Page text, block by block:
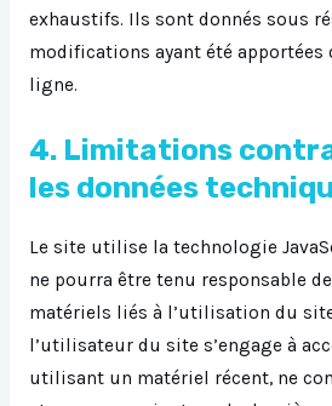
exhaustifs. Ils sont donnés sous
modifications ayant été apportées
ligne.
4. Limitations
les données
Le site utilise la technologie
ne pourra être tenu responsable
matériels liés à l’utilisation du
l’utilisateur du site s’engage à
utilisant un matériel récent, ne